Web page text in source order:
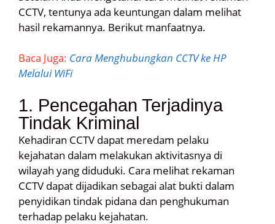
CCTV, tentunya ada keuntungan dalam melihat
hasil rekamannya. Berikut manfaatnya.
Baca Juga: Cara Menghubungkan CCTV ke HP
Melalui WiFi
1. Pencegahan Terjadinya
Tindak Kriminal
Kehadiran CCTV dapat meredam pelaku
kejahatan dalam melakukan aktivitasnya di
wilayah yang diduduki. Cara melihat rekaman
CCTV dapat dijadikan sebagai alat bukti dalam
penyidikan tindak pidana dan penghukuman
terhadap pelaku kejahatan.